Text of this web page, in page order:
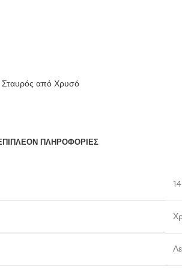
Σταυρός από Χρυσό
ΠΛΗΡΟΦΟΡΊΕΣ